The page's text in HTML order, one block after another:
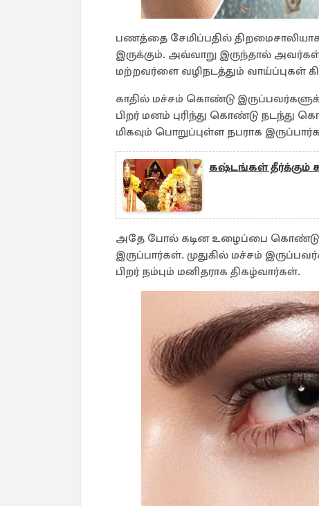
பணத்தை சேமிப்பதில்
இருக்கும். அவ்வாறு இருந்தால்
மற்றவர்ளை வழிநடத்தும் வாய்ப்புகள்
காதில் மச்சம் கொண்டு
பிறர் மனம் புரிந்து கொண்டு
மிகவும் பொறுப்புள்ள நபராக
கஷ்டங்கள் தீர்க்கும்
அதே போல் கடின உழைப்பை கொண்டு
இருப்பார்கள். முதுகில் மச்சம்
பிறர் நம்பும் மனிதராக திகழ்வார்கள்.